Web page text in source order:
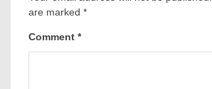
are marked *
Comment *